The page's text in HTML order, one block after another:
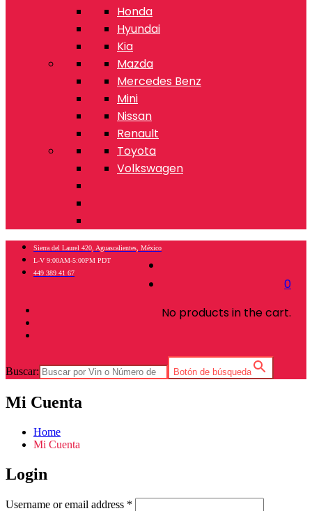
Honda
Hyundai
Kia
Mazda
Mercedes Benz
Mini
Nissan
Renault
Toyota
Volkswagen
0
No products in the cart.
Sierra del Laurel 420, Aguascalientes, México
L-V 9:00AM-5:00PM PDT
449 389 41 67
Buscar: Botón de búsqueda
Mi Cuenta
Home
Mi Cuenta
Login
Username or email address *